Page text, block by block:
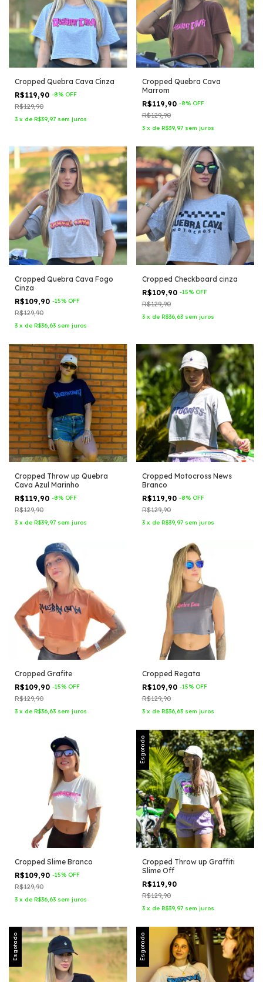
Cropped Quebra Cava Cinza
R$119,90 -8% OFF
R$129,90
3 x de R$39,97 sem juros
Cropped Quebra Cava
Marrom
R$119,90 -8% OFF
R$129,90
3 x de R$39,97 sem juros
Cropped Quebra Cava Fogo
Cinza
R$109,90 -15% OFF
R$129,90
3 x de R$36,63 sem juros
Cropped Checkboard cinza
R$109,90 -15% OFF
R$129,90
3 x de R$36,63 sem juros
Cropped Throw up Quebra
Cava Azul Marinho
R$119,90 -8% OFF
R$129,90
3 x de R$39,97 sem juros
Cropped Motocross News
Branco
R$119,90 -8% OFF
R$129,90
3 x de R$39,97 sem juros
Cropped Grafite
R$109,90 -15% OFF
R$129,90
3 x de R$36,63 sem juros
Cropped Regata
R$109,90 -15% OFF
R$129,90
3 x de R$36,63 sem juros
Cropped Slime Branco
R$109,90 -15% OFF
R$129,90
3 x de R$36,63 sem juros
Esgotado
Cropped Throw up Graffiti
Slime Off
R$119,90
R$129,90
3 x de R$39,97 sem juros
Esgotado Esgotado